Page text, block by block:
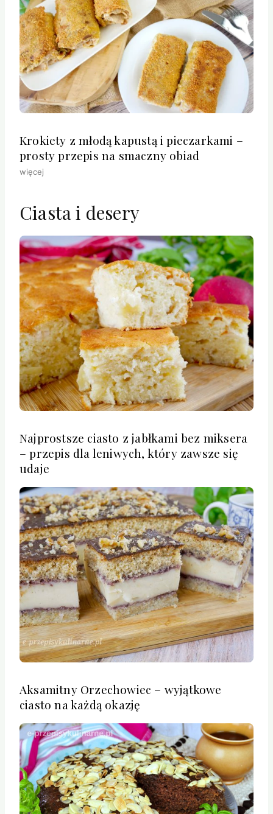
Krokiety z młodą kapustą i pieczarkami –
prosty przepis na smaczny obiad
więcej
Ciasta i desery
Najprostsze ciasto z jabłkami bez miksera
– przepis dla leniwych, który zawsze się
udaje
Aksamitny Orzechowiec – wyjątkowe
ciasto na każdą okazję